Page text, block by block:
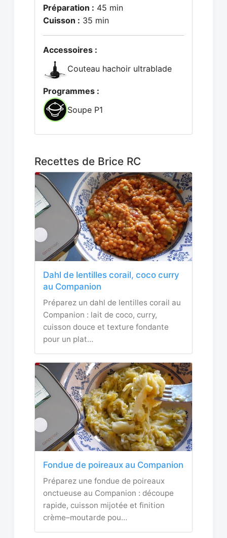
Préparation : 45 min
Cuisson : 35 min
Accessoires :
Couteau hachoir ultrablade
Programmes :
Soupe P1
Recettes de Brice RC
Dahl de lentilles corail, coco curry
au Companion
Préparez un dahl de lentilles corail au
Companion : lait de coco, curry,
cuisson douce et texture fondante
pour un plat…
Fondue de poireaux au Companion
Préparez une fondue de poireaux
onctueuse au Companion : découpe
rapide, cuisson mijotée et finition
crème–moutarde pou…